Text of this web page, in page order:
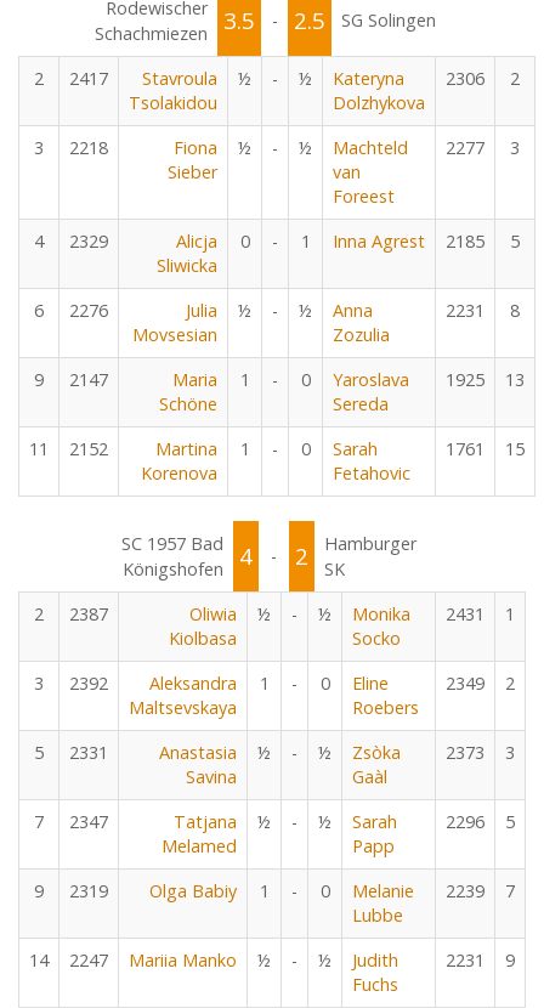
Rodewischer
Schachmiezen
3.5 - 2.5 SG Solingen
2 2417
Stavroula
Tsolakidou
½ - ½
Kateryna
Dolzhykova
2306 2
3 2218
Fiona
Sieber
½ - ½
Machteld
van
Foreest
2277 3
4 2329
Alicja
Sliwicka
0 - 1 Inna Agrest 2185 5
6 2276
Julia
Movsesian
½ - ½
Anna
Zozulia
2231 8
9 2147
Maria
Schöne
1 - 0
Yaroslava
Sereda
1925 13
11 2152
Martina
Korenova
1 - 0
Sarah
Fetahovic
1761 15
SC 1957 Bad
Königshofen
4 - 2
Hamburger
SK
2
2387
Oliwia
Kiolbasa
½ - ½
Monika
Socko
2431 1
3 2392
Aleksandra
Maltsevskaya
1 - 0
Eline
Roebers
2349 2
5 2331
Anastasia
Savina
½ - ½
Zsòka
Gaàl
2373 3
7 2347
Tatjana
Melamed
½ - ½
Sarah
Papp
2296 5
9 2319 Olga Babiy 1 - 0
Melanie
Lubbe
2239 7
14 2247 Mariia Manko ½ - ½
Judith
Fuchs
2231 9